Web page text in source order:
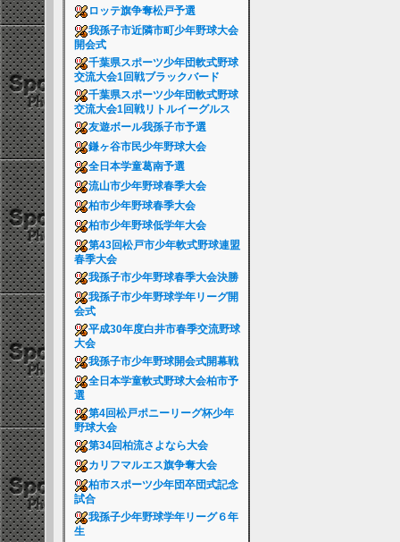
ロッテ旗争奪松戸予選
我孫子市近隣市町少年野球大会
開会式
千葉県スポーツ少年団軟式野球
交流大会1回戦ブラックバード
千葉県スポーツ少年団軟式野球
交流大会1回戦リトルイーグルス
友遊ボール我孫子市予選
鎌ヶ谷市民少年野球大会
全日本学童葛南予選
流山市少年野球春季大会
柏市少年野球春季大会
柏市少年野球低学年大会
第43回松戸市少年軟式野球連盟
春季大会
我孫子市少年野球春季大会決勝
我孫子市少年野球学年リーグ開
会式
平成30年度白井市春季交流野球
大会
我孫子市少年野球開会式開幕戦
全日本学童軟式野球大会柏市予
選
第4回松戸ポニーリーグ杯少年
野球大会
第34回柏流さよなら大会
カリフマルエス旗争奪大会
柏市スポーツ少年団卒団式記念
試合
我孫子少年野球学年リーグ６年
生